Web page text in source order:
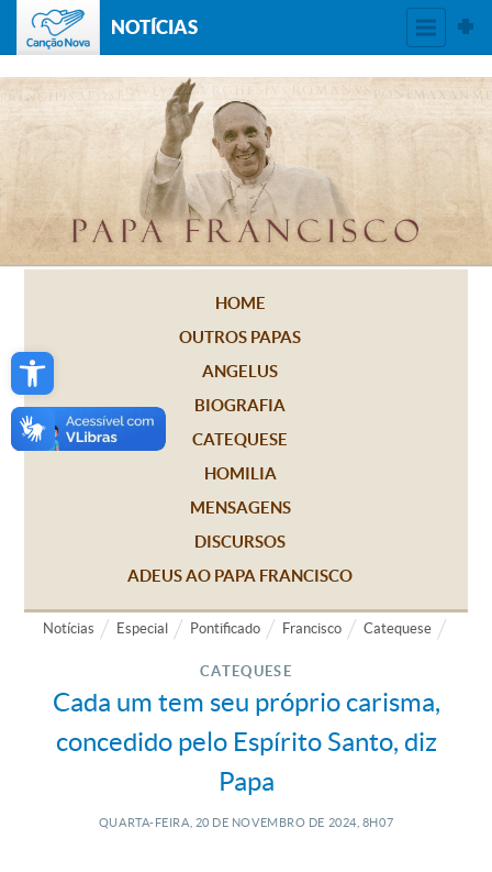
Open toolbar
NOTÍCIAS
HOME
OUTROS PAPAS
ANGELUS
BIOGRAFIA
CATEQUESE
HOMILIA
MENSAGENS
DISCURSOS
ADEUS AO PAPA FRANCISCO
Notícias Especial Pontificado Francisco Catequese
CATEQUESE
Cada um tem seu próprio carisma,
concedido pelo Espírito Santo, diz
Papa
QUARTA-FEIRA, 20 DE NOVEMBRO DE 2024, 8H07